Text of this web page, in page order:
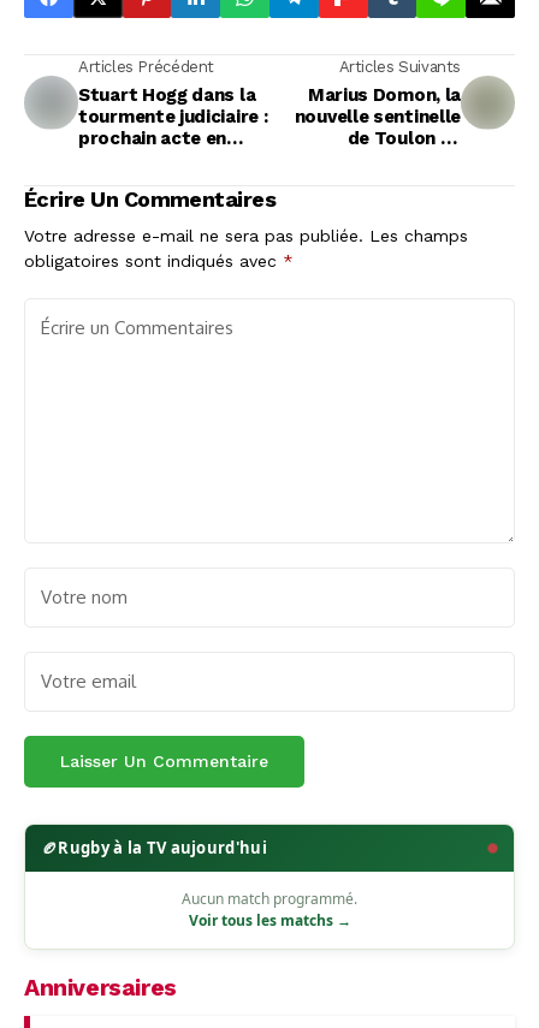
Articles Précédent
Stuart Hogg dans la
tourmente judiciaire :
prochain acte en
Articles Suivants
Marius Domon, la
nouvelle sentinelle
de Toulon en
Écrire Un Commentaires
Votre adresse e-mail ne sera pas publiée. Les champs
obligatoires sont indiqués avec *
🏉Rugby à la TV aujourd'hui
Aucun match programmé.
Voir tous les matchs →
Anniversaires